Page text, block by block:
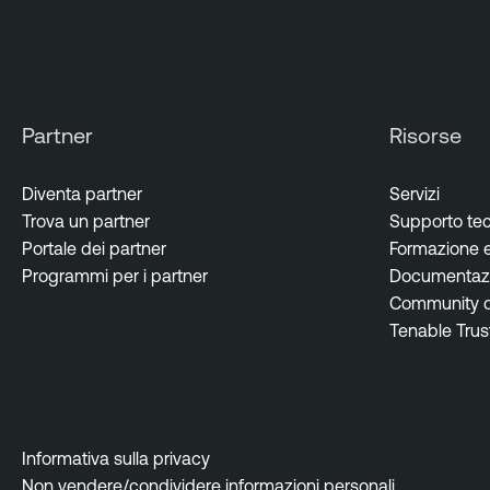
i
y
M
a
n
Partner
Diventa partner
Trova un partner
Portale dei partner
Programmi per i partner
Risorse
Servizi
Supporto
Formazione
Community
Tenable
Informativa sulla privacy